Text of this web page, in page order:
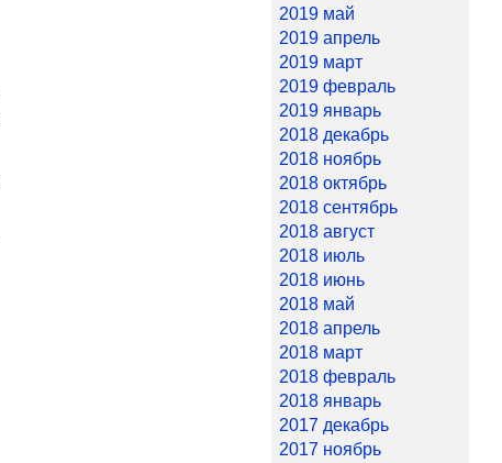
2019 май
2019 апрель
2019 март
2019 февраль
2019 январь
2018 декабрь
2018 ноябрь
2018 октябрь
2018 сентябрь
2018 август
2018 июль
2018 июнь
2018 май
2018 апрель
2018 март
2018 февраль
2018 январь
2017 декабрь
2017 ноябрь